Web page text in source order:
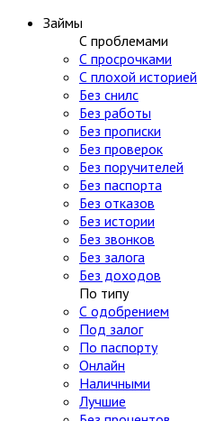
Займы
С проблемами
С просрочками
С плохой историей
Без снилс
Без работы
Без прописки
Без проверок
Без поручителей
Без паспорта
Без отказов
Без истории
Без звонков
Без залога
Без доходов
По типу
С одобрением
Под залог
По паспорту
Онлайн
Наличными
Лучшие